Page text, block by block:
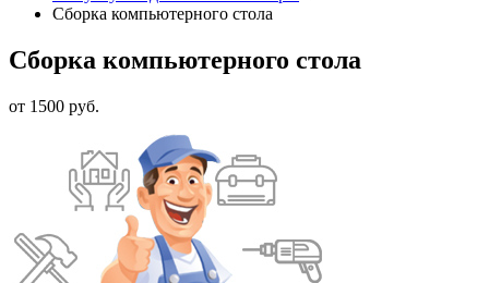
Сборка компьютерного стола
Сборка компьютерного стола
от 1500 руб.